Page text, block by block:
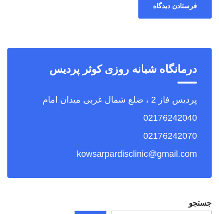
درمانگاه شبانه روزی کوثر پردیس
پردیس فاز 2 ، ضلع شمال غربی میدان امام
02176242040
02176242070
kowsarpardisclinic@gmail.com
جستجو